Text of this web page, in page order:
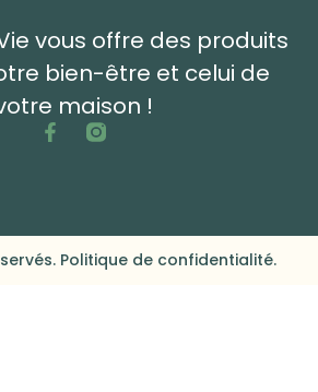
vous offre des produits
bien-être et celui de
maison !
Politique de confidentialité.